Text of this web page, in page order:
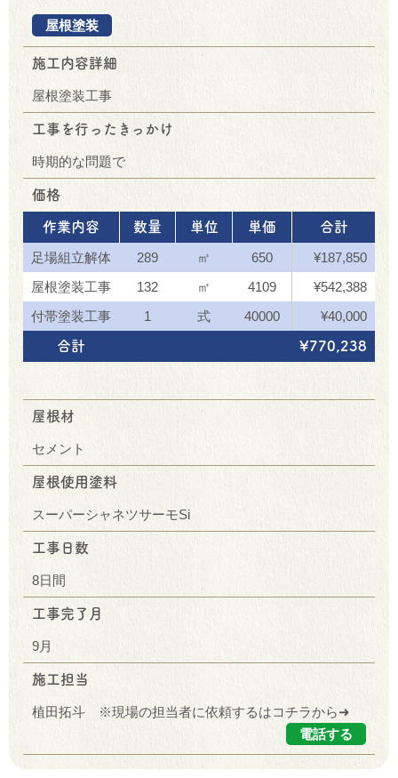
屋根塗装
施工内容詳細
屋根塗装工事
工事を行ったきっかけ
時期的な問題で
価格
作業内容 数量 単位 単価 合計
足場組立解体 289 ㎡ 650
¥187,850
屋根塗装工事
132 ㎡ 4109
¥542,388
付帯塗装工事
1 式 40000 ¥40,000
合計 ¥770,238
屋根材
セメント
屋根使用塗料
スーパーシャネツサーモSi
工事日数
8日間
工事完了月
9月
施工担当
植田拓斗 ※現場の担当者に依頼するはコチラから➜
電話する